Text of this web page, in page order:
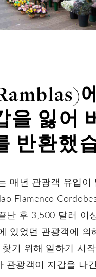
을 잃어
반환했
매년 관광객 유입
Flamenco
난 후 3,500 달러 이
있었던 관광객에
기 위해 일하기 시
관광객이 지갑을 나